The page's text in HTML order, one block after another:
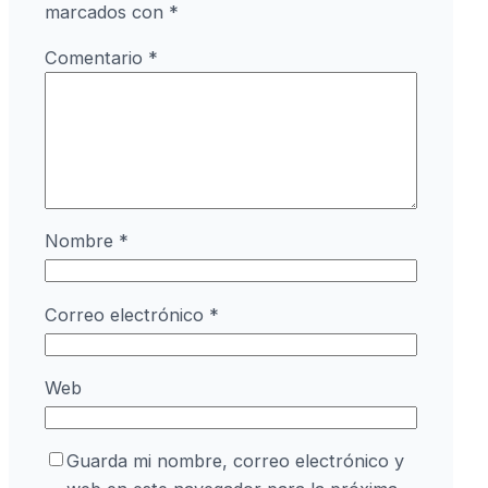
marcados con *
Comentario *
Nombre *
Correo electrónico *
Web
Guarda mi nombre, correo electrónico y